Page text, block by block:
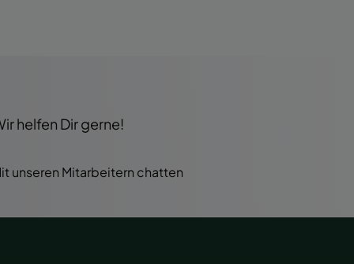
helfen Dir gerne!
unseren Mitarbeitern chatten